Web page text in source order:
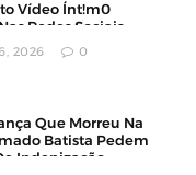
Vídeo Ínt!m0
Redes Sociais
2026 0
Que Morreu Na
Batista Pedem
Indenização